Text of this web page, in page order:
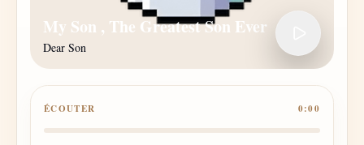
My Son , The Greatest Son Ever
Dear Son
ÉCOUTER 0:00